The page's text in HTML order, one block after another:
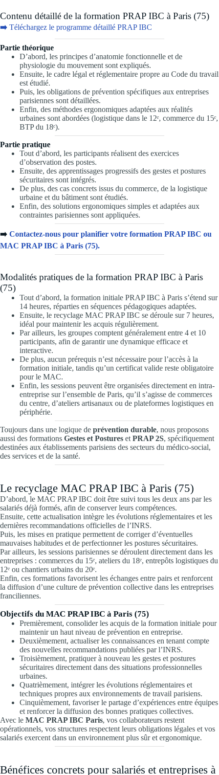
Contenu détaillé de la formation PRAP IBC à Paris (75)
➡️ Téléchargez le programme détaillé PRAP IBC
Partie théorique
D’abord, les principes d’anatomie fonctionnelle et de
physiologie du mouvement sont expliqués.
Ensuite, le cadre légal et réglementaire propre au Code du travail
est étudié.
Puis, les obligations de prévention spécifiques aux entreprises
parisiennes sont détaillées.
Enfin, des méthodes ergonomiques adaptées aux réalités
urbaines sont abordées (logistique dans le 12ᵉ, commerce du 15ᵉ,
BTP du 18ᵉ).
Partie pratique
Tout d’abord, les participants réalisent des exercices
d’observation des postes.
Ensuite, des apprentissages progressifs des gestes et postures
sécuritaires sont intégrés.
De plus, des cas concrets issus du commerce, de la logistique
urbaine et du bâtiment sont étudiés.
Enfin, des solutions ergonomiques simples et adaptées aux
contraintes parisiennes sont appliquées.
➡️ Contactez-nous pour planifier votre formation PRAP IBC ou
MAC PRAP IBC à Paris (75).
Modalités pratiques de la formation PRAP IBC à Paris
(75)
Tout d’abord, la formation initiale PRAP IBC à Paris s’étend sur
14 heures, réparties en séquences pédagogiques adaptées.
Ensuite, le recyclage MAC PRAP IBC se déroule sur 7 heures,
idéal pour maintenir les acquis régulièrement.
Par ailleurs, les groupes comptent généralement entre 4 et 10
participants, afin de garantir une dynamique efficace et
interactive.
De plus, aucun prérequis n’est nécessaire pour l’accès à la
formation initiale, tandis qu’un certificat valide reste obligatoire
pour le MAC.
Enfin, les sessions peuvent être organisées directement en intra-
entreprise sur l’ensemble de Paris, qu’il s’agisse de commerces
du centre, d’ateliers artisanaux ou de plateformes logistiques en
périphérie.
Toujours dans une logique de prévention durable, nous proposons
aussi des formations Gestes et Postures et PRAP 2S, spécifiquement
destinées aux établissements parisiens des secteurs du médico-social,
des services et de la santé.
Le recyclage MAC PRAP IBC à Paris (75)
D’abord, le MAC PRAP IBC doit être suivi tous les deux ans par les
salariés déjà formés, afin de conserver leurs compétences.
Ensuite, cette actualisation intègre les évolutions réglementaires et les
dernières recommandations officielles de l’INRS.
Puis, les mises en pratique permettent de corriger d’éventuelles
mauvaises habitudes et de perfectionner les postures sécuritaires.
Par ailleurs, les sessions parisiennes se déroulent directement dans les
entreprises : commerces du 15ᵉ, ateliers du 18ᵉ, entrepôts logistiques du
12ᵉ ou chantiers urbains du 20ᵉ.
Enfin, ces formations favorisent les échanges entre pairs et renforcent
la diffusion d’une culture de prévention collective dans les entreprises
franciliennes.
Objectifs du MAC PRAP IBC à Paris (75)
Premièrement, consolider les acquis de la formation initiale pour
maintenir un haut niveau de prévention en entreprise.
Deuxièmement, actualiser les connaissances en tenant compte
des nouvelles recommandations publiées par l’INRS.
Troisièmement, pratiquer à nouveau les gestes et postures
sécuritaires directement dans des situations professionnelles
urbaines.
Quatrièmement, intégrer les évolutions réglementaires et
techniques propres aux environnements de travail parisiens.
Cinquièmement, favoriser le partage d’expériences entre équipes
et renforcer la diffusion des bonnes pratiques collectives.
Avec le MAC PRAP IBC Paris, vos collaborateurs restent
opérationnels, vos structures respectent leurs obligations légales et vos
salariés exercent dans un environnement plus sûr et ergonomique.
Bénéfices concrets pour salariés et entreprises à